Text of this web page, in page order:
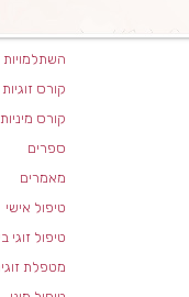
קורס זוגיות
קורס מיניות
ספרים
מאמרים
טיפול אישי
טיפול זוגי
מטפלת